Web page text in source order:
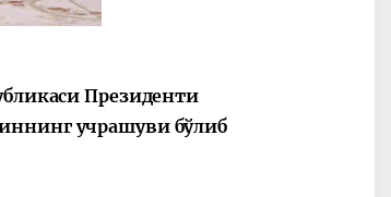
Президенти
учрашуви бўлиб